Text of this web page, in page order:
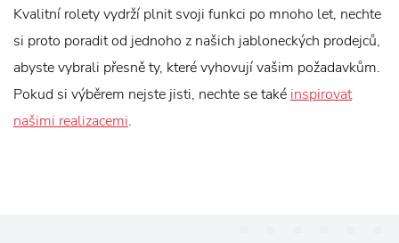
Kvalitní rolety vydrží plnit svoji funkci po mnoho let, nechte
si proto poradit od jednoho z našich jabloneckých prodejců,
abyste vybrali přesně ty, které vyhovují vašim požadavkům.
Pokud si výběrem nejste jisti, nechte se také inspirovat
našimi realizacemi.